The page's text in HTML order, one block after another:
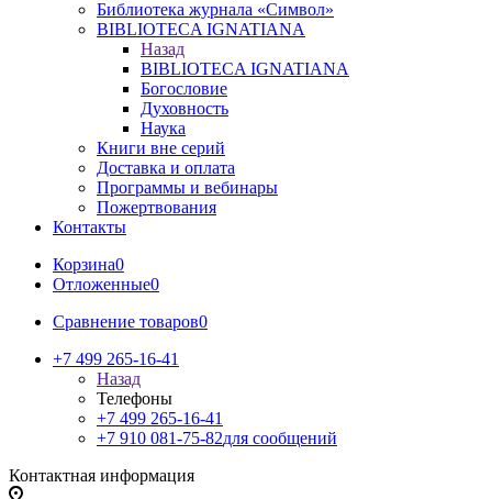
Библиотека журнала «Символ»
BIBLIOTECA IGNATIANA
Назад
BIBLIOTECA IGNATIANA
Богословие
Духовность
Наука
Книги вне серий
Доставка и оплата
Программы и вебинары
Пожертвования
Контакты
Корзина0
Отложенные0
Сравнение товаров0
+7 499 265-16-41
Назад
Телефоны
+7 499 265-16-41
+7 910 081-75-82для сообщений
Контактная информация